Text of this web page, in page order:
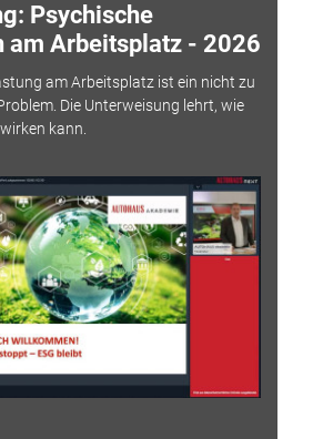
Psychische
am Arbeitsplatz - 2026
am Arbeitsplatz ist ein nicht zu
Die Unterweisung lehrt, wie
kann.